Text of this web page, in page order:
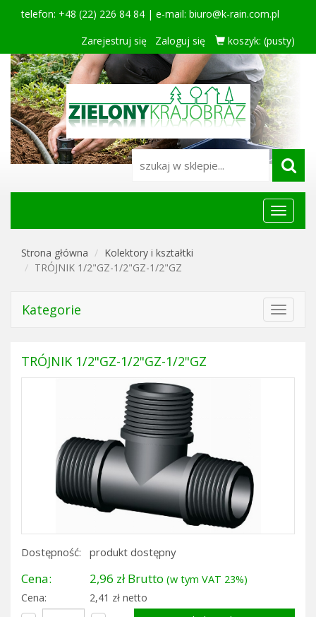
telefon: +48 (22) 226 84 84 | e-mail: biuro@k-rain.com.pl
Zarejestruj się
Zaloguj się koszyk: (pusty)
Menu
główne
Strona główna
Kolektory i kształtki
TRÓJNIK 1/2"GZ-1/2"GZ-1/2"GZ
Kategorie
Toggle
TRÓJNIK 1/2"GZ-1/2"GZ-1/2"GZ
Dostępność: produkt dostępny
Cena: 2,96 zł Brutto (w tym VAT 23%)
Cena:
2,41 zł netto